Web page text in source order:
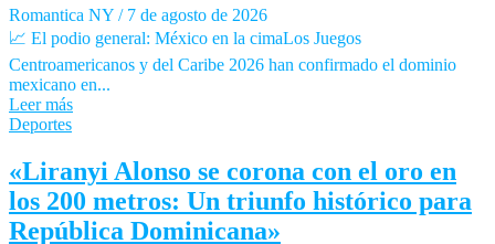
Romantica NY / 7 de agosto de 2026
📈 El podio general: México en la cimaLos Juegos
Centroamericanos y del Caribe 2026 han confirmado el dominio
mexicano en...
Leer más
Deportes
«Liranyi Alonso se corona con el oro en
los 200 metros: Un triunfo histórico para
República Dominicana»